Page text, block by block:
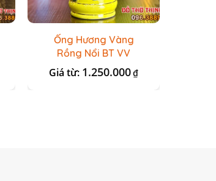
Ống Hương Vàng
Rồng Nổi BT VV
Giá từ: 1.250.000₫